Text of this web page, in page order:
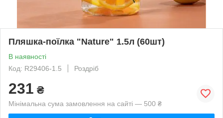
Пляшка-поїлка "Nature" 1.5л (60шт)
В наявності
Код: R29406-1.5
Роздріб
231 ₴
Мінімальна сума замовлення на сайті — 500 ₴